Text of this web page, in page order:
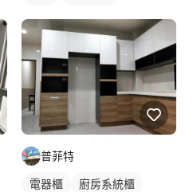
普菲特
電器櫃 廚房系統櫃